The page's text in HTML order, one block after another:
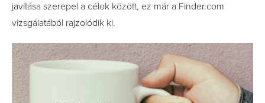
javítása szerepel a célok között, ez már a Finder.com
vizsgálatából rajzolódik ki.